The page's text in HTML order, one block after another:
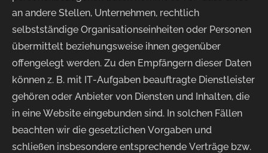
an andere Stellen, Unternehmen, rechtlich
selbstständige Organisationseinheiten oder Personen
übermittelt beziehungsweise ihnen gegenüber
offengelegt werden. Zu den Empfängern dieser Daten
können z. B. mit IT-Aufgaben beauftragte Dienstleister
gehören oder Anbieter von Diensten und Inhalten, die
in eine Website eingebunden sind. In solchen Fällen
beachten wir die gesetzlichen Vorgaben und
schließen insbesondere entsprechende Verträge bzw.